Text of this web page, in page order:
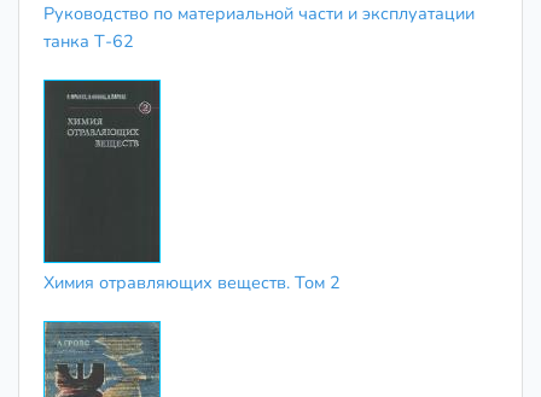
Руководство по материальной части и эксплуатации
танка Т-62
Химия отравляющих веществ. Том 2